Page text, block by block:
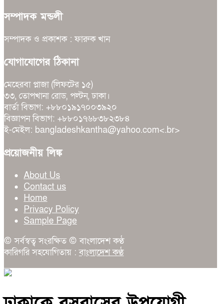
সম্পাদক মন্ডলী
সম্পাদক ও প্রকাশক : ফারুক খান
যোগাযোগের ঠিকানা
মেহেরবা প্লাজা (লিফটের ১৫)
৩৩, তোপখানা রোড, পল্টন, ঢাকা।
বার্তা বিভাগ: +৮৮০১৯১৭০০৩৯২০
বিজ্ঞাপন বিভাগ: +৮৮০১৭৬৮৩৮২৩৮৪
ই-মেইল: bangladeshkantha@yahoo.com<.br>
প্রয়োজনীয় লিঙ্ক
About Us
Contact us
Home
Privacy Policy
Sample Page
© সর্বস্বত্ব সংরক্ষিত © বাংলাদেশ কণ্ঠ
কারিগরি সহযোগিতায় :বাংলাদেশ কণ্ঠ